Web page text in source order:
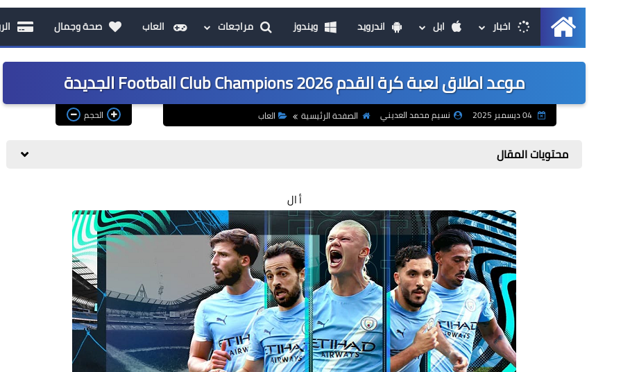
الرئيسيةاخبار ابل اندرويد ويندوز مراجعات العاب صحة وجمال
موعد اطلاق لعبة كرة القدم Football Club Champions 2026 الجديدة
نسيم محمد العديني الصفحة الرئيسية العاب الحجم
محتويات المقال
أ ال